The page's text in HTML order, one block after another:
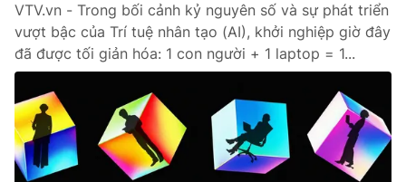
Emagazine Podcast
Photo Infographic
Video Shorts video
VTV Money VTV Thể thao
VTV.vn - Trong bối cảnh kỷ nguyên số và sự phát triển
vượt bậc của Trí tuệ nhân tạo (AI), khởi nghiệp giờ đây
đã được tối giản hóa: 1 con người + 1 laptop = 1...